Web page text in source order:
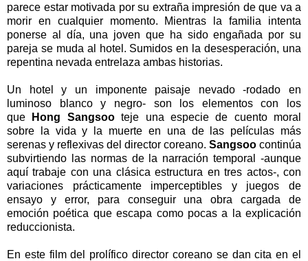
parece estar motivada por su extraña impresión de que va a
morir en cualquier momento. Mientras la familia intenta
ponerse al día, una joven que ha sido engañada por su
pareja se muda al hotel. Sumidos en la desesperación, una
repentina nevada entrelaza ambas historias.
Un hotel y un imponente paisaje nevado -rodado en
luminoso blanco y negro- son los elementos con los
que
Hong Sangsooteje una especie de cuento moral
sobre la vida y la muerte en una de las películas más
serenas y reflexivas del director coreano. Sangsoo continúa
subvirtiendo las normas de la narración temporal -aunque
aquí trabaje con una clásica estructura en tres actos-, con
variaciones prácticamente imperceptibles y juegos de
ensayo y error, para conseguir una obra cargada de
emoción poética que escapa como pocas a la explicación
reduccionista.
En este film del prolífico director coreano se dan cita en el